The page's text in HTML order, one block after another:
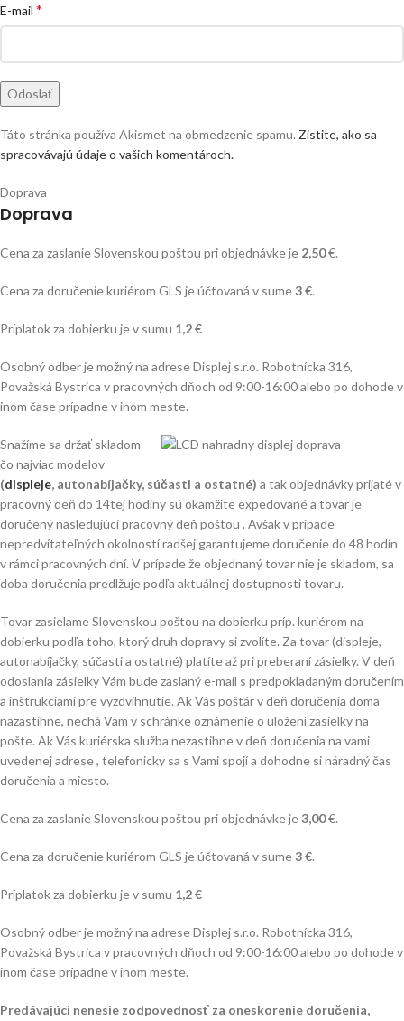
E-mail *
Táto stránka používa Akismet na obmedzenie spamu. Zistite, ako sa
spracovávajú údaje o vašich komentároch.
Doprava
Doprava
Cena za zaslanie Slovenskou poštou pri objednávke je 2,50€.
Cena za doručenie kuriérom GLS je účtovaná v sume3 €.
Príplatok za dobierku je v sumu 1,2 €
Osobný odber je možný na adrese Displej s.r.o. Robotnícka 316,
Považská Bystrica v pracovných dňoch od 9:00-16:00 alebo po dohode v
inom čase prípadne v inom meste.
Snažíme sa držať skladom
čo najviac modelov
(displeje, autonabíjačky, súčasti a ostatné) a tak objednávky prijaté v
pracovný deň do 14tej hodiny sú okamžite expedované a tovar je
doručený nasledujúci pracovný deň poštou . Avšak v prípade
nepredvítateľných okolností radšej garantujeme doručenie do 48 hodín
v rámci pracovných dní. V prípade že objednaný tovar nie je skladom, sa
doba doručenia predlžuje podľa aktuálnej dostupnosti tovaru.
Tovar zasielame Slovenskou poštou na dobierku príp. kuriérom na
dobierku podľa toho, ktorý druh dopravy si zvolíte. Za tovar (displeje,
autonabíjačky, súčasti a ostatné) platíte až pri preberaní zásielky. V deň
odoslania zásielky Vám bude zaslaný e-mail s predpokladaným doručením
a inštrukciami pre vyzdvihnutie. Ak Vás poštár v deň doručenia doma
nazastihne, nechá Vám v schránke oznámenie o uložení zasielky na
pošte. Ak Vás kuriérska služba nezastihne v deň doručenia na vami
uvedenej adrese , telefonicky sa s Vami spojí a dohodne si náradný čas
doručenia a miesto.
Cena za zaslanie Slovenskou poštou pri objednávke je3,00€.
Cena za doručenie kuriérom GLS je účtovaná v sume3 €.
Príplatok za dobierku je v sumu 1,2 €
Osobný odber je možný na adrese Displej s.r.o. Robotnícka 316,
Považská Bystrica v pracovných dňoch od 9:00-16:00 alebo po dohode v
inom čase prípadne v inom meste.
Predávajúci nenesie zodpovednosť za oneskorenie doručenia,